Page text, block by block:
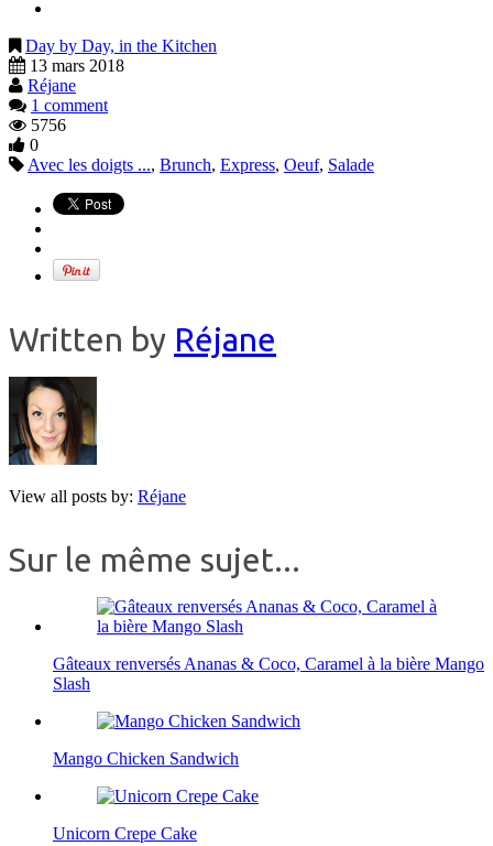
Day by Day, in the Kitchen
13 mars 2018
Réjane
1 comment
5756
0
Avec les doigts ..., Brunch, Express, Oeuf, Salade
Written by Réjane
View all posts by: Réjane
Sur le même sujet...
Gâteaux renversés Ananas & Coco, Caramel à la bière Mango
Slash
Mango Chicken Sandwich
Unicorn Crepe Cake